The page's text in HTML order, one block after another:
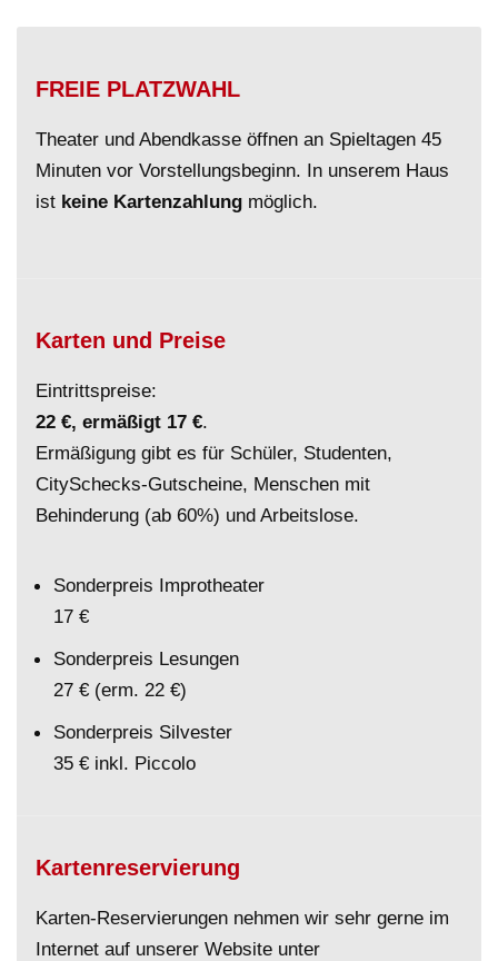
FREIE PLATZWAHL
Theater und Abendkasse öffnen an Spieltagen 45
Minuten vor Vorstellungsbeginn. In unserem Haus
ist keine Kartenzahlung möglich.
Karten und Preise
Eintrittspreise:
22 €, ermäßigt 17 €.
Ermäßigung gibt es für Schüler, Studenten,
CitySchecks-Gutscheine, Menschen mit
Behinderung (ab 60%) und Arbeitslose.
Sonderpreis Improtheater
17 €
Sonderpreis Lesungen
27 € (erm. 22 €)
Sonderpreis Silvester
35 € inkl. Piccolo
Kartenreservierung
Karten-Reservierungen nehmen wir sehr gerne im
Internet auf unserer Website unter